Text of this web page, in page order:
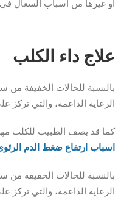
أو غيرها من أسباب السعال في
علاج داء الكلب
بالنسبة للحالات الخفيفة من
الرعاية الداعمة، والتي تركز
كما قد يصف الطبيب للكلب
اسباب ارتفاع ضغط الدم
بالنسبة للحالات الخفيفة من
الرعاية الداعمة، والتي تركز